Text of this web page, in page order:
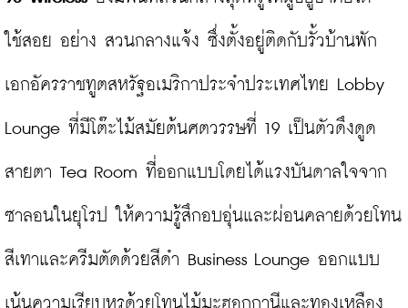
ใช้สอย อย่าง สวนกลางแจ้ง ซึ่งตั้งอยู่ติดกับรั้วบ้านพัก
เอกอัครราชทูตสหรัฐอเมริกาประจำประเทศไทย Lobby
Lounge ที่มีโต๊ะไม้สมัยต้นศตวรรษที่ 19 เป็นตัวดึงดูด
สายตา Tea Room ที่ออกแบบโดยได้แรงบันดาลใจจาก
ซาลอนในยุโรป ให้ความรู้สึกอบอุ่นและผ่อนคลายด้วยโทน
สีเทาและครีมตัดด้วยสีดำ Business Lounge ออกแบบ
เน้นความเรียบหรูด้วยโทนไม้มะฮอกกานีและทองเหลือง